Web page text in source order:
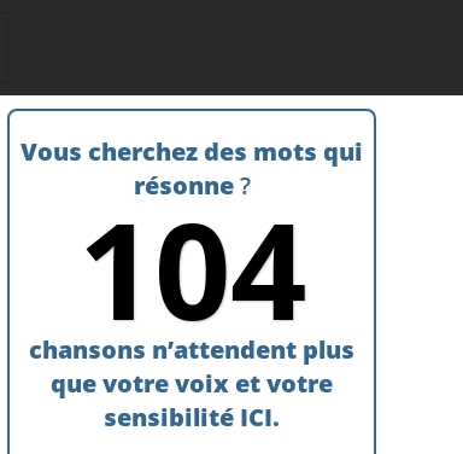
Vous cherchez des mots qui
résonne?
104
chansons n’attendent plus
que votre voix et votre
sensibilité ICI.